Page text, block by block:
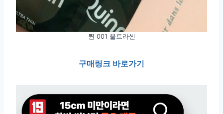
퀸 001 울트라씬
구매링크 바로가기